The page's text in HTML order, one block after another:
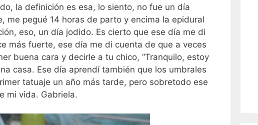
la definición es esa, lo siento, no fue un día
me pegué 14 horas de parto y encima la epidural
eso, un día jodido. Es cierto que ese día me di
más fuerte, ese día me di cuenta de que a veces
buena cara y decirle a tu chico, “Tranquilo, estoy
casa. Ese día aprendí también que los umbrales
tatuaje un año más tarde, pero sobretodo ese
mi vida. Gabriela.